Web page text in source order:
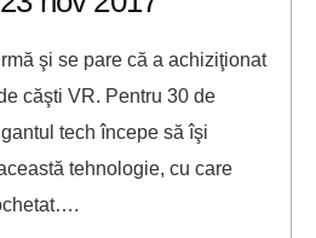
şi se pare că a achiziţionat
căşti VR. Pentru 30 de
tech începe să îşi
tehnologie, cu care